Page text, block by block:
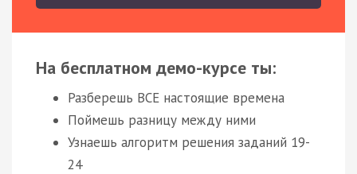
На бесплатном демо-курсе ты:
Разберешь ВСЕ настоящие времена
Поймешь разницу между ними
Узнаешь алгоритм решения заданий 19-
24